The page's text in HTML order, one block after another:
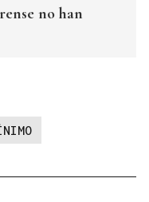
no han